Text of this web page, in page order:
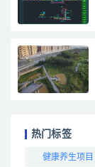
热门标签
健康养生项目